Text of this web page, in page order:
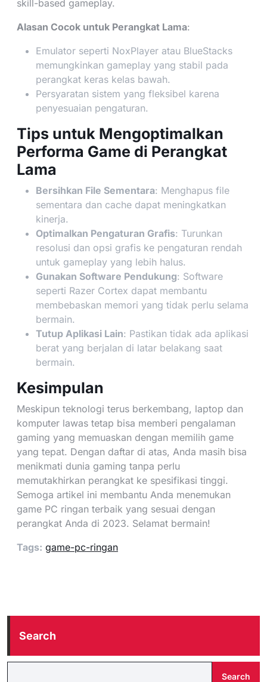
skill-based gameplay.
Alasan Cocok untuk Perangkat Lama:
Emulator seperti NoxPlayer atau BlueStacks
memungkinkan gameplay yang stabil pada
perangkat keras kelas bawah.
Persyaratan sistem yang fleksibel karena
penyesuaian pengaturan.
Tips untuk Mengoptimalkan
Performa Game di Perangkat
Lama
Bersihkan File Sementara: Menghapus file
sementara dan cache dapat meningkatkan
kinerja.
Optimalkan Pengaturan Grafis: Turunkan
resolusi dan opsi grafis ke pengaturan rendah
untuk gameplay yang lebih halus.
Gunakan Software Pendukung: Software
seperti Razer Cortex dapat membantu
membebaskan memori yang tidak perlu selama
bermain.
Tutup Aplikasi Lain: Pastikan tidak ada aplikasi
berat yang berjalan di latar belakang saat
bermain.
Kesimpulan
Meskipun teknologi terus berkembang, laptop dan
komputer lawas tetap bisa memberi pengalaman
gaming yang memuaskan dengan memilih game
yang tepat. Dengan daftar di atas, Anda masih bisa
menikmati dunia gaming tanpa perlu
memutakhirkan perangkat ke spesifikasi tinggi.
Semoga artikel ini membantu Anda menemukan
game PC ringan terbaik yang sesuai dengan
perangkat Anda di 2023. Selamat bermain!
Tags: game-pc-ringan
Search
Search